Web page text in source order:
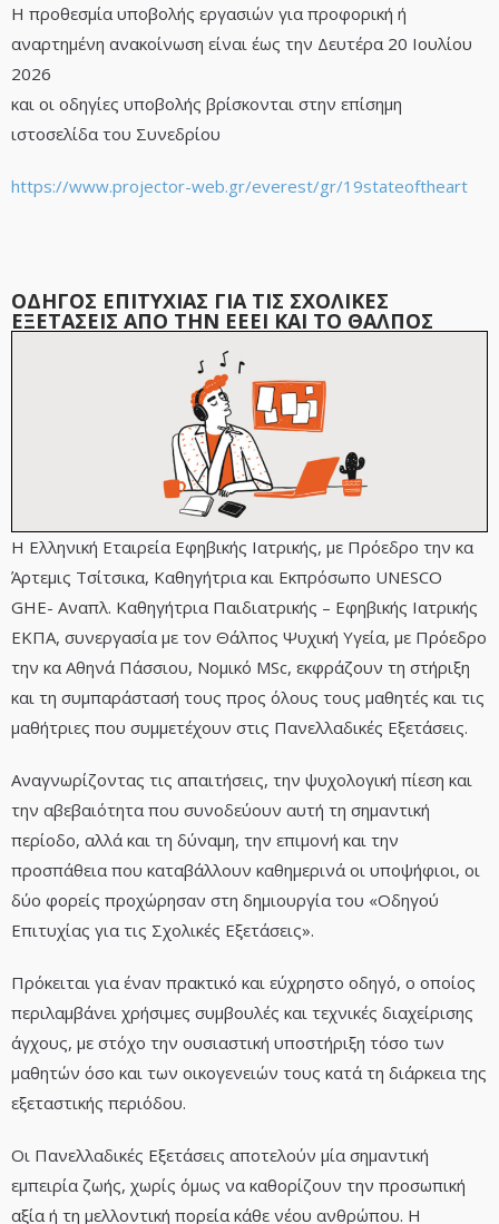
Η προθεσμία υποβολής εργασιών για προφορική ή
αναρτημένη ανακοίνωση είναι έως την Δευτέρα 20 Ιουλίου
2026
και οι οδηγίες υποβολής βρίσκονται στην επίσημη
ιστοσελίδα του Συνεδρίου
https://www.projector-web.gr/everest/gr/19stateoftheart
ΟΔΗΓΟΣ ΕΠΙΤΥΧΙΑΣ ΓΙΑ ΤΙΣ ΣΧΟΛΙΚΕΣ
ΕΞΕΤΑΣΕΙΣ ΑΠΟ ΤΗΝ ΕΕΕΙ ΚΑΙ ΤΟ ΘΑΛΠΟΣ
Η Ελληνική Εταιρεία Εφηβικής Ιατρικής, με Πρόεδρο την κα
Άρτεμις Τσίτσικα, Καθηγήτρια και Εκπρόσωπο UNESCO
GHE- Αναπλ. Καθηγήτρια Παιδιατρικής – Εφηβικής Ιατρικής
ΕΚΠΑ, συνεργασία με τον Θάλπος Ψυχική Υγεία, με Πρόεδρο
την κα Αθηνά Πάσσιου, Νομικό MSc, εκφράζουν τη στήριξη
και τη συμπαράστασή τους προς όλους τους μαθητές και τις
μαθήτριες που συμμετέχουν στις Πανελλαδικές Εξετάσεις.
Αναγνωρίζοντας τις απαιτήσεις, την ψυχολογική πίεση και
την αβεβαιότητα που συνοδεύουν αυτή τη σημαντική
περίοδο, αλλά και τη δύναμη, την επιμονή και την
προσπάθεια που καταβάλλουν καθημερινά οι υποψήφιοι, οι
δύο φορείς προχώρησαν στη δημιουργία του «Οδηγού
Επιτυχίας για τις Σχολικές Εξετάσεις».
Πρόκειται για έναν πρακτικό και εύχρηστο οδηγό, ο οποίος
περιλαμβάνει χρήσιμες συμβουλές και τεχνικές διαχείρισης
άγχους, με στόχο την ουσιαστική υποστήριξη τόσο των
μαθητών όσο και των οικογενειών τους κατά τη διάρκεια της
εξεταστικής περιόδου.
Οι Πανελλαδικές Εξετάσεις αποτελούν μία σημαντική
εμπειρία ζωής, χωρίς όμως να καθορίζουν την προσωπική
αξία ή τη μελλοντική πορεία κάθε νέου ανθρώπου. Η